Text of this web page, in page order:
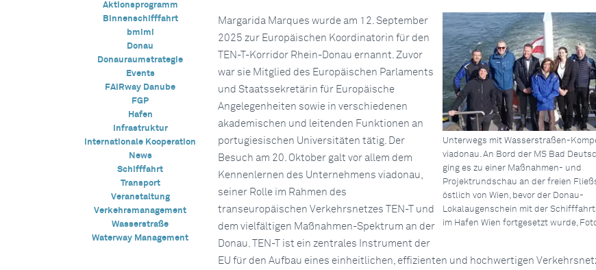
Unterwegs mit Wasserstraßen-
viadonau. An Bord der MS Bad
ging es zu einer Maßnahmen- und
Projektrundschau an der freien
östlich von Wien, bevor der Donau-
Lokalaugenschein mit der
im Hafen Wien fortgesetzt wurde,
Margarida Marques wurde am 12. September
2025 zur Europäischen Koordinatorin für den
TEN-T-Korridor Rhein-Donau ernannt. Zuvor
war sie Mitglied des Europäischen Parlaments
und Staatssekretärin für Europäische
Angelegenheiten sowie in verschiedenen
akademischen und leitenden Funktionen an
portugiesischen Universitäten tätig. Der
Besuch am 20. Oktober galt vor allem dem
Kennenlernen des Unternehmens viadonau,
seiner Rolle im Rahmen des
transeuropäischen Verkehrsnetzes TEN-T und
dem vielfältigen Maßnahmen-Spektrum an der
Donau. TEN-T ist ein zentrales Instrument der
EU für den Aufbau eines einheitlichen, effizienten und hochwertigen
Aktionsprogramm
Binnenschifffahrt
bmimi
Donau
Donauraumstrategie
Events
FAIRway Danube
FGP
Hafen
Infrastruktur
Internationale Kooperation
News
Schifffahrt
Transport
Veranstaltung
Verkehrsmanagement
Wasserstraße
Waterway Management